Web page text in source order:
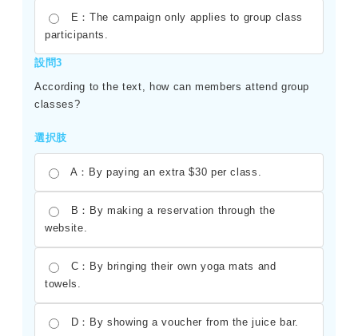
E：The campaign only applies to group class
participants.
設問3
According to the text, how can members attend group
classes?
選択肢
A：By paying an extra $30 per class.
B：By making a reservation through the
website.
C：By bringing their own yoga mats and
towels.
D：By showing a voucher from the juice bar.